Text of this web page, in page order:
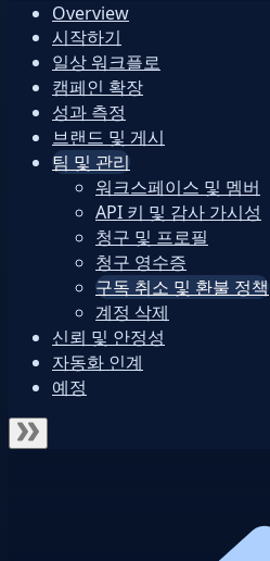
Overview
시작하기
일상 워크플로
캠페인 확장
성과 측정
브랜드 및 게시
팀 및 관리
워크스페이스 및 멤버
API 키 및 감사 가시성
청구 및 프로필
청구 영수증
구독 취소 및 환불 정책
계정 삭제
신뢰 및 안정성
자동화 인계
예정